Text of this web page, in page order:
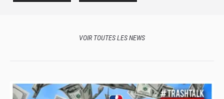
VOIR TOUTES LES NEWS